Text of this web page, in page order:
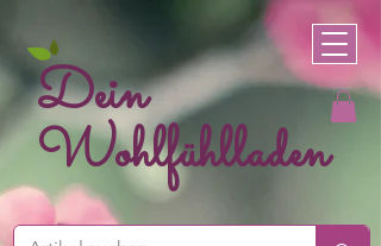
Dein
Wohlfühlladen